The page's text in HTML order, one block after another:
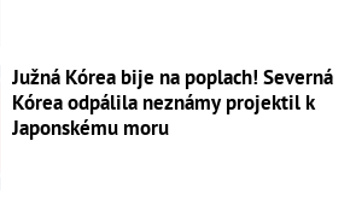
Južná Kórea bije na poplach! Severná
Kórea odpálila neznámy projektil k
Japonskému moru